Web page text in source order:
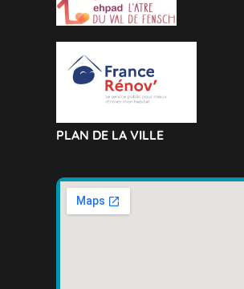
PLAN DE LA VILLE